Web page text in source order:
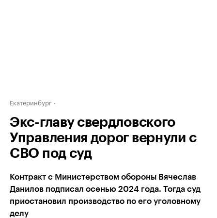
Екатеринбург
Экс-главу свердловского
Управления дорог вернули с
СВО под суд
Контракт с Министерством обороны Вячеслав
Данилов подписал осенью 2024 года. Тогда суд
приостановил производство по его уголовному
делу